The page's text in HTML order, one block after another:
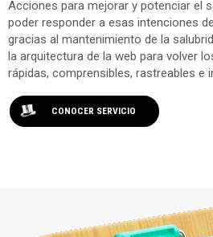
Acciones para mejorar y potenciar el
poder responder a esas intenciones
gracias al mantenimiento de la
la arquitectura de la web para volver
rápidas, comprensibles, rastreables e
CONOCER SERVICIO